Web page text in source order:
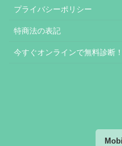
プライバシーポリシー
特商法の表記
今すぐオンラインで無料診断